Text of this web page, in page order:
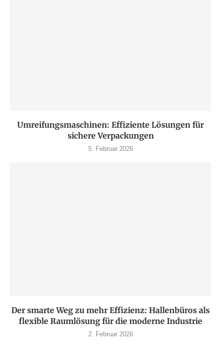
Umreifungsmaschinen: Effiziente Lösungen für
sichere Verpackungen
5. Februar 2026
Der smarte Weg zu mehr Effizienz: Hallenbüros als
flexible Raumlösung für die moderne Industrie
2. Februar 2026